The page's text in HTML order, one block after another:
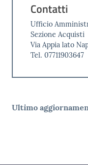
Contatti
Ufficio
Sezione Acquisti
Via Appia lato
Tel. 07711903647
Ultimo